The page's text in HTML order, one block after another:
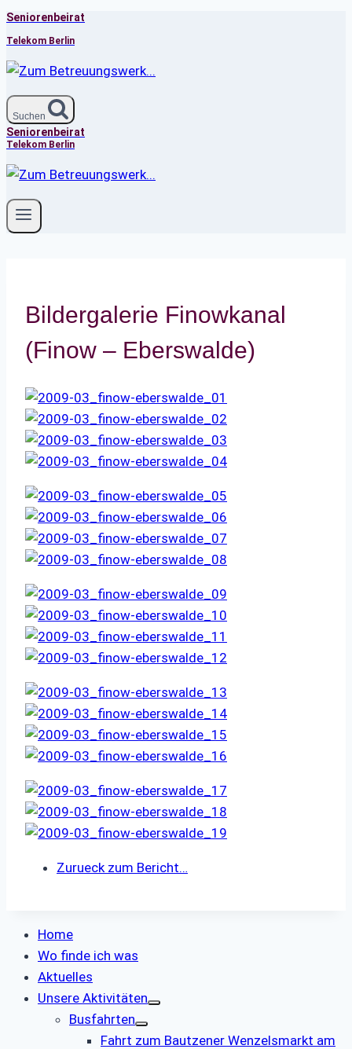
Zum
Inhalt
springen
Seniorenbeirat
Telekom Berlin
Suchen
Seniorenbeirat
Telekom Berlin
Bildergalerie Finowkanal
(Finow – Eberswalde)
Zurueck zum Bericht…
Home
Wo finde ich was
Aktuelles
Unsere Aktivitäten
Busfahrten
Fahrt zum Bautzener Wenzelsmarkt am